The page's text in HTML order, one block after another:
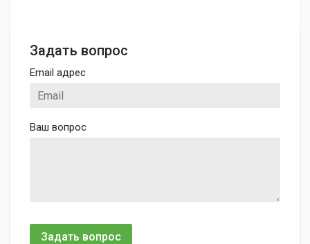
Задать вопрос
Email адрес
Ваш вопрос
Задать вопрос